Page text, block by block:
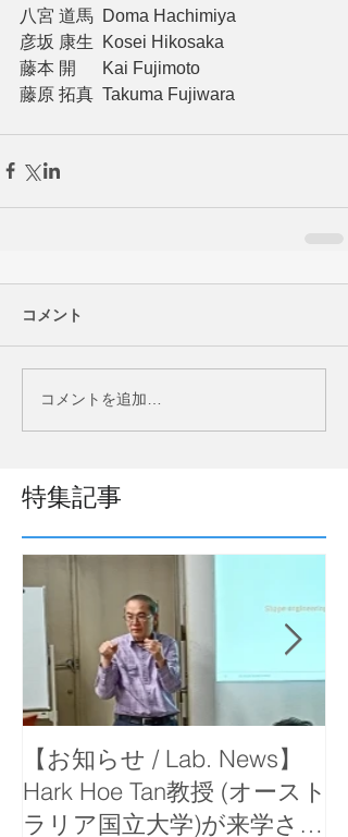
八宮 道馬  Doma Hachimiya
彦坂 康生  Kosei Hikosaka
藤本 開　  Kai Fujimoto
藤原 拓真  Takuma Fujiwara
コメント
コメントを追加…
特集記事
【お知らせ / Lab. News】
Hark Hoe Tan教授 (オースト
ラリア国立大学)が来学さ